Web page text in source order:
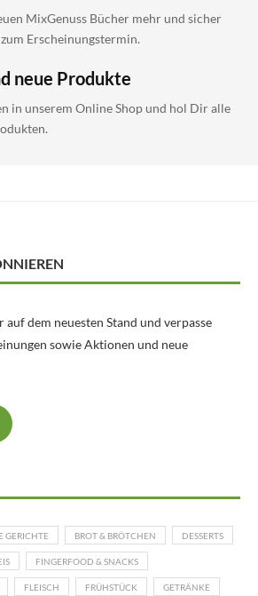
MixGenuss Bücher mehr und sicher
Erscheinungstermin.
neue Produkte
in unserem Online Shop und hol Dir alle
dem neuesten Stand und verpasse
sowie Aktionen und neue
GERICHTE BROT & BRÖTCHEN DESSERTS
FINGERFOOD & SNACKS
FLEISCH FRÜHSTÜCK GETRÄNKE